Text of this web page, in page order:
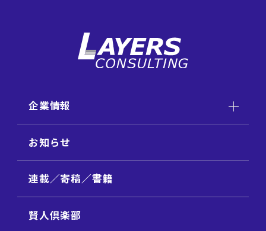
企業情報
お知らせ
連載／寄稿／書籍
賢人倶楽部